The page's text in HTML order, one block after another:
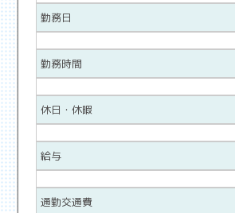
勤務日
勤務時間
休日・休暇
給与
通勤交通費